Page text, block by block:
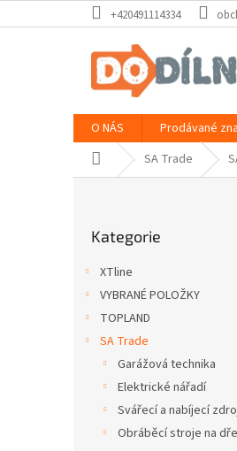
na
+420491114334
O NÁS Prodávané
Domů SA Trade
kategorie
Kategorie
XTline
VYBRANÉ POLOŽKY
TOPLAND
SA Trade
Garážová technika
Elektrické nářadí
Svářecí a nabíjecí
Obráběcí stroje na